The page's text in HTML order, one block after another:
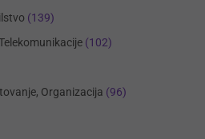
(139)
(102)
Organizacija (96)